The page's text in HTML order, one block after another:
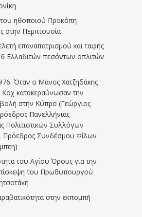
ηθοποιού Προκόπη
στην Πεμπτουσία
επαναπατρισμού και ταφής
Ελλαδιτών πεσόντων οπλιτών
Όταν ο Μάνος Χατζηδάκης
Κοχ κατακεραύνωσαν την
στην Κύπρο (Γεώργιος
Πανελλήνιας
Πολιτιστικών Συλλόγων
Συνδέσμου Φίλων
του Αγίου Όρους για την
του Πρωθυπουργού
στην εκπομπή